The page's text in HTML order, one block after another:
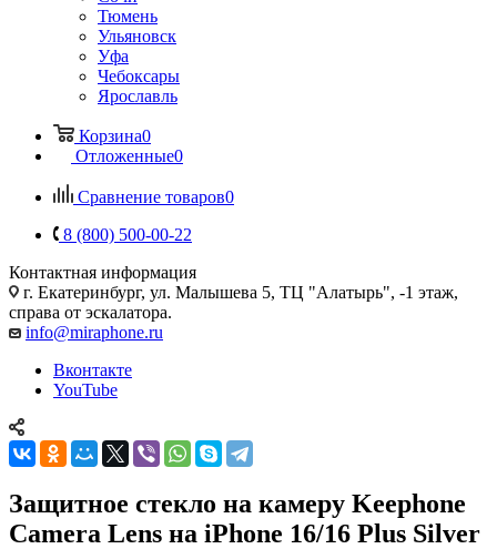
Тюмень
Ульяновск
Уфа
Чебоксары
Ярославль
Корзина0
Отложенные0
Сравнение товаров0
8 (800) 500-00-22
Контактная информация
г. Екатеринбург, ул. Малышева 5, ТЦ "Алатырь", -1 этаж,
справа от эскалатора.
info@miraphone.ru
Вконтакте
YouTube
Защитное стекло на камеру Keephone
Camera Lens на iPhone 16/16 Plus Silver